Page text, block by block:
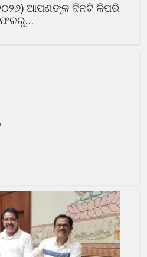
ଆପଣଙ୍କ ଦିନଟି କିପରି